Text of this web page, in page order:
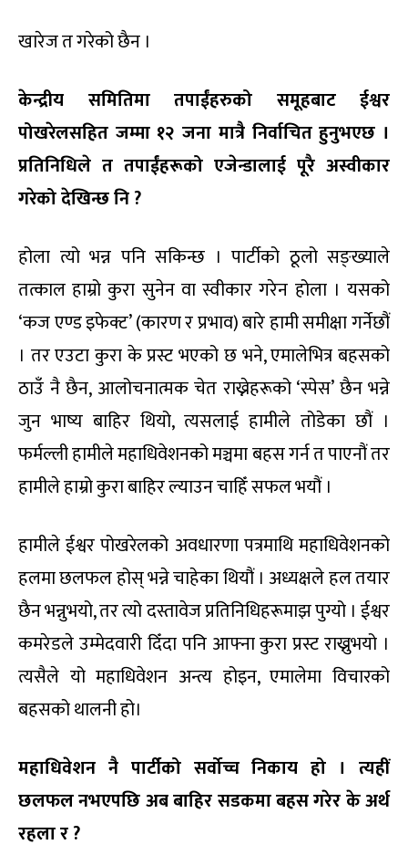
खारेज त गरेको छैन ।
केन्द्रीय समितिमा तपाईंहरुको समूहबाट ईश्वर
पोखरेलसहित जम्मा १२ जना मात्रै निर्वाचित हुनुभएछ ।
प्रतिनिधिले त तपाईंहरूको एजेन्डालाई पूरै अस्वीकार
गरेको देखिन्छ नि ?
होला त्यो भन्न पनि सकिन्छ । पार्टीको ठूलो सङ्ख्याले
तत्काल हाम्रो कुरा सुनेन वा स्वीकार गरेन होला । यसको
‘कज एण्ड इफेक्ट’ (कारण र प्रभाव) बारे हामी समीक्षा गर्नेछौं
। तर एउटा कुरा के प्रस्ट भएको छ भने, एमालेभित्र बहसको
ठाउँ नै छैन, आलोचनात्मक चेत राख्नेहरूको ‘स्पेस’ छैन भन्ने
जुन भाष्य बाहिर थियो, त्यसलाई हामीले तोडेका छौं ।
फर्मल्ली हामीले महाधिवेशनको मञ्चमा बहस गर्न त पाएनौं तर
हामीले हाम्रो कुरा बाहिर ल्याउन चाहिँ सफल भयौं ।
हामीले ईश्वर पोखरेलको अवधारणा पत्रमाथि महाधिवेशनको
हलमा छलफल होस् भन्ने चाहेका थियौं । अध्यक्षले हल तयार
छैन भन्नुभयो, तर त्यो दस्तावेज प्रतिनिधिहरूमाझ पुग्यो । ईश्वर
कमरेडले उम्मेदवारी दिँदा पनि आफ्ना कुरा प्रस्ट राख्नुभयो ।
त्यसैले यो महाधिवेशन अन्त्य होइन, एमालेमा विचारको
बहसको थालनी हो।
महाधिवेशन नै पार्टीको सर्वोच्च निकाय हो । त्यहीं
छलफल नभएपछि अब बाहिर सडकमा बहस गरेर के अर्थ
रहला र?